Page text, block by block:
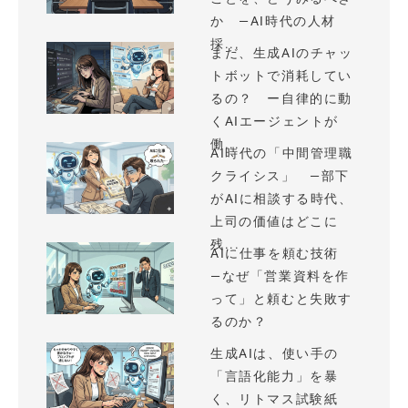
か —AI時代の人材
採...
まだ、生成AIのチャッ
トボットで消耗してい
るの？ ー自律的に動
くAIエージェントが
働...
AI時代の「中間管理職
クライシス」 —部下
がAIに相談する時代、
上司の価値はどこに
残...
AIに仕事を頼む技術
—なぜ「営業資料を作
って」と頼むと失敗す
るのか？
生成AIは、使い手の
「言語化能力」を暴
く、リトマス試験紙